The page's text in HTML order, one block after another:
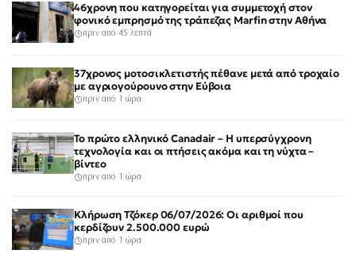
46χρονη που κατηγορείται για συμμετοχή στον
φονικό εμπρησμό της τράπεζας Marfin στην Αθήνα
πριν από 45 λεπτά
37χρονος μοτοσικλετιστής πέθανε μετά από τροχαίο
με αγριογούρουνο στην Εύβοια
πριν από 1 ώρα
Το πρώτο ελληνικό Canadair – Η υπερσύγχρονη
τεχνολογία και οι πτήσεις ακόμα και τη νύχτα –
βίντεο
πριν από 1 ώρα
Κλήρωση Τζόκερ 06/07/2026: Οι αριθμοί που
κερδίζουν 2.500.000 ευρώ
πριν από 1 ώρα